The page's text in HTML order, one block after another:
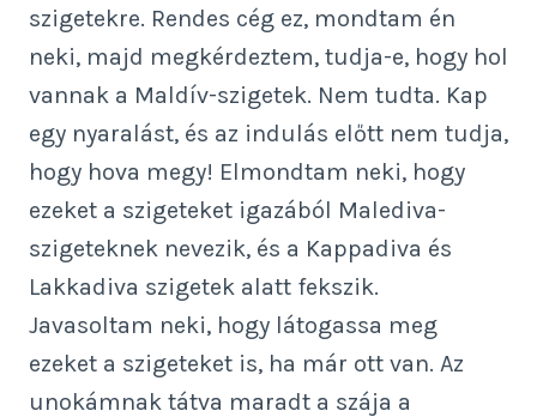
szigetekre. Rendes cég ez, mondtam én
neki, majd megkérdeztem, tudja-e, hogy hol
vannak a Maldív-szigetek. Nem tudta. Kap
egy nyaralást, és az indulás előtt nem tudja,
hogy hova megy! Elmondtam neki, hogy
ezeket a szigeteket igazából Malediva-
szigeteknek nevezik, és a Kappadiva és
Lakkadiva szigetek alatt fekszik.
Javasoltam neki, hogy látogassa meg
ezeket a szigeteket is, ha már ott van. Az
unokámnak tátva maradt a szája a